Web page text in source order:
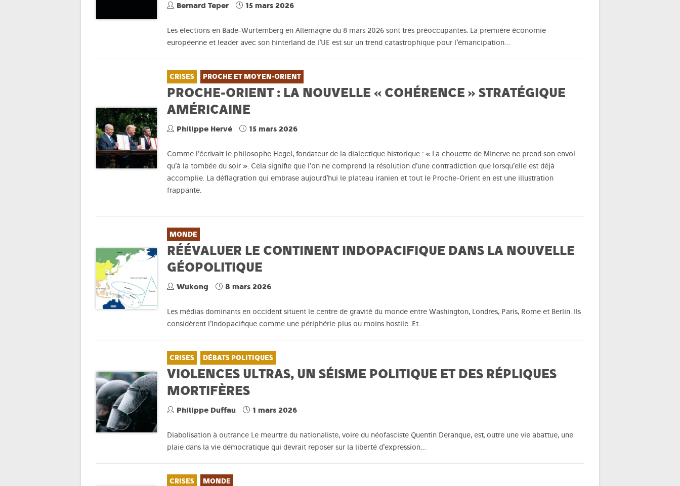
Bernard Teper 15 mars 2026
Les élections en Bade-Wurtemberg en Allemagne du 8 mars 2026 sont très préoccupantes. La première économie
européenne et leader avec son hinterland de l’UE est sur un trend catastrophique pour l’émancipation…
CRISES PROCHE ET MOYEN-ORIENT
PROCHE-ORIENT : LA NOUVELLE « COHÉRENCE » STRATÉGIQUE
AMÉRICAINE
Philippe Hervé 15 mars 2026
Comme l’écrivait le philosophe Hegel, fondateur de la dialectique historique : « La chouette de Minerve ne prend son envol
qu’à la tombée du soir ». Cela signifie que l’on ne comprend la résolution d’une contradiction que lorsqu’elle est déjà
accomplie. La déflagration qui embrase aujourd’hui le plateau iranien et tout le Proche-Orient en est une illustration
frappante.
MONDE
RÉÉVALUER LE CONTINENT INDOPACIFIQUE DANS LA NOUVELLE
GÉOPOLITIQUE
Wukong 8 mars 2026
Les médias dominants en occident situent le centre de gravité du monde entre Washington, Londres, Paris, Rome et Berlin. Ils
considèrent l’Indopacifique comme une périphérie plus ou moins hostile. Et…
CRISES DÉBATS POLITIQUES
VIOLENCES ULTRAS, UN SÉISME POLITIQUE ET DES RÉPLIQUES
MORTIFÈRES
Philippe Duffau 1 mars 2026
Diabolisation à outrance Le meurtre du nationaliste, voire du néofasciste Quentin Deranque, est, outre une vie abattue, une
plaie dans la vie démocratique qui devrait reposer sur la liberté d’expression…
CRISES MONDE